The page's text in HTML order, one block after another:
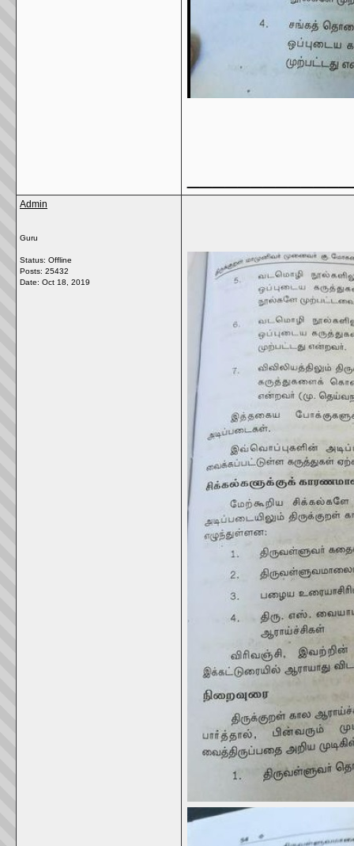
Admin
Guru
Status: Offline
Posts: 25432
Date: Oct 18, 2019